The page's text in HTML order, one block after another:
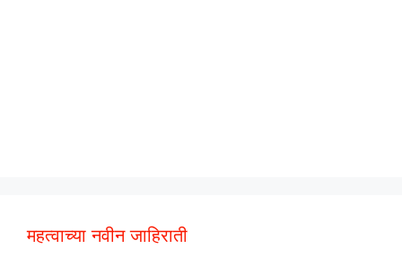
महत्वाच्या नवीन जाहिराती